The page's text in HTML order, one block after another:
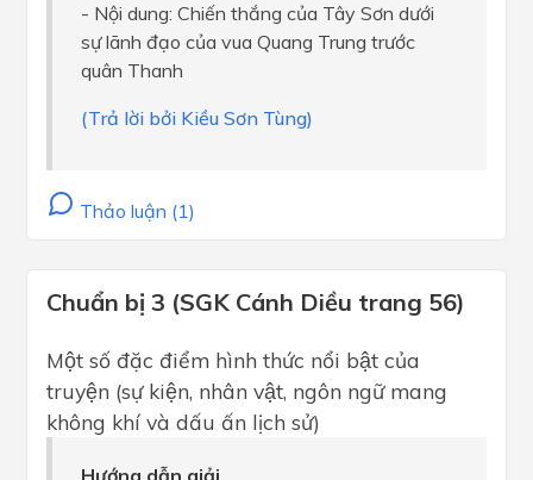
- Nội dung: Chiến thắng của Tây Sơn dưới
sự lãnh đạo của vua Quang Trung trước
quân Thanh
(Trả lời bởi Kiều Sơn Tùng)
Thảo luận (1)
Chuẩn bị 3 (SGK Cánh Diều trang 56)
Một số đặc điểm hình thức nổi bật của
truyện (sự kiện, nhân vật, ngôn ngữ mang
không khí và dấu ấn lịch sử)
Hướng dẫn giải